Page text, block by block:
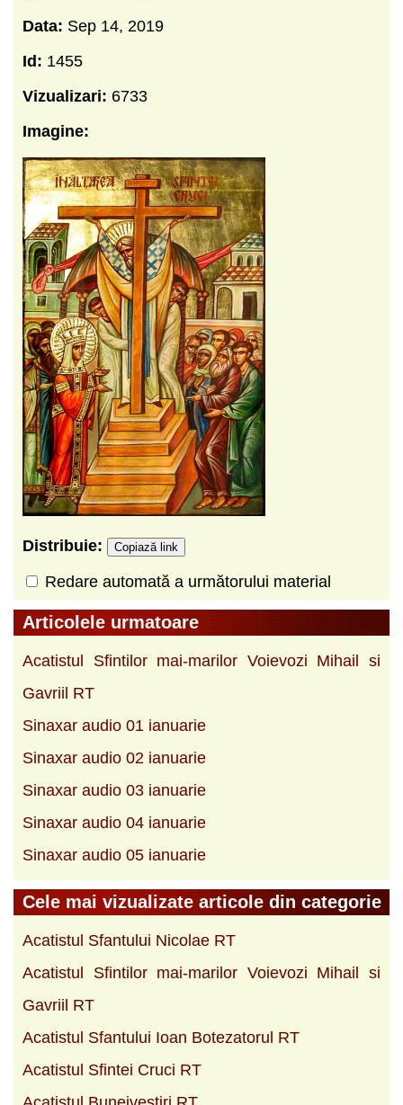
Data: Sep 14, 2019
Id: 1455
Vizualizari: 6733
Imagine:
Distribuie: Copiază link
Redare automată a următorului material
Articolele urmatoare
Acatistul Sfintilor mai-marilor Voievozi Mihail si
Gavriil RT
Sinaxar audio 01 ianuarie
Sinaxar audio 02 ianuarie
Sinaxar audio 03 ianuarie
Sinaxar audio 04 ianuarie
Sinaxar audio 05 ianuarie
Cele mai vizualizate articole din categorie
Acatistul Sfantului Nicolae RT
Acatistul Sfintilor mai-marilor Voievozi Mihail si
Gavriil RT
Acatistul Sfantului Ioan Botezatorul RT
Acatistul Sfintei Cruci RT